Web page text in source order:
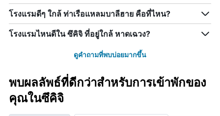
โรงแรมดีๆ ใกล้ ท่าเรือแหลมบาลีฮาย คือที่ไหน?
โรงแรมไหนดีใน ซึคิจิ ที่อยู่ใกล้ หาดเฉวง?
ดูคำถามที่พบบ่อยมากขึ้น
พบผลลัพธ์ที่ดีกว่าสำหรับการเข้าพักของ
คุณในซึคิจิ